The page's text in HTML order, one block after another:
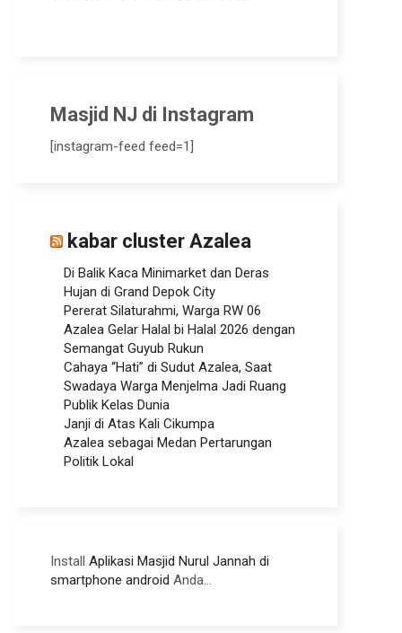
Masjid NJ di Instagram
[instagram-feed feed=1]
kabar cluster Azalea
Di Balik Kaca Minimarket dan Deras
Hujan di Grand Depok City
Pererat Silaturahmi, Warga RW 06
Azalea Gelar Halal bi Halal 2026 dengan
Semangat Guyub Rukun
Cahaya “Hati” di Sudut Azalea, Saat
Swadaya Warga Menjelma Jadi Ruang
Publik Kelas Dunia
Janji di Atas Kali Cikumpa
Azalea sebagai Medan Pertarungan
Politik Lokal
Install Aplikasi Masjid Nurul Jannah di
smartphone android Anda...